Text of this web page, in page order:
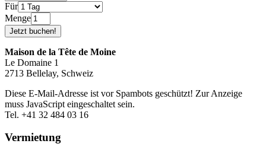
Für
Menge
Maison de la Tête de Moine
Le Domaine 1
2713 Bellelay, Schweiz
Diese E-Mail-Adresse ist vor Spambots geschützt! Zur Anzeige
muss JavaScript eingeschaltet sein.
Tel. +41 32 484 03 16
Vermietung